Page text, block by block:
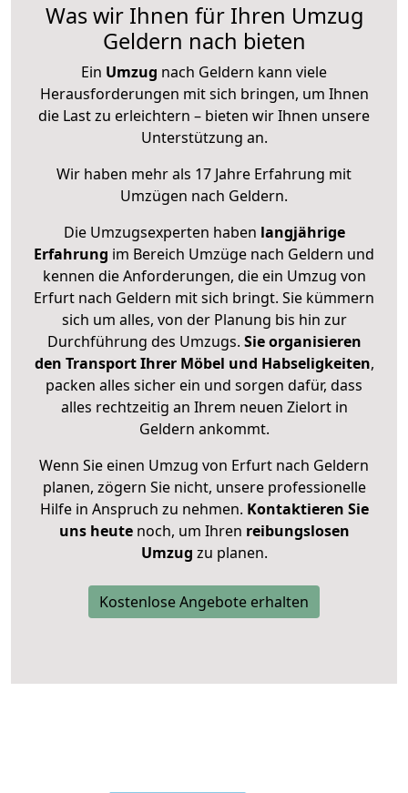
Was wir Ihnen für Ihren Umzug
Geldern nach bieten
Ein Umzug nach Geldern kann viele
Herausforderungen mit sich bringen, um Ihnen
die Last zu erleichtern – bieten wir Ihnen unsere
Unterstützung an.
Wir haben mehr als 17 Jahre Erfahrung mit
Umzügen nach Geldern.
Die Umzugsexperten haben langjährige
Erfahrung im Bereich Umzüge nach Geldern und
kennen die Anforderungen, die ein Umzug von
Erfurt nach Geldern mit sich bringt. Sie kümmern
sich um alles, von der Planung bis hin zur
Durchführung des Umzugs. Sie organisieren
den Transport Ihrer Möbel und Habseligkeiten,
packen alles sicher ein und sorgen dafür, dass
alles rechtzeitig an Ihrem neuen Zielort in
Geldern ankommt.
Wenn Sie einen Umzug von Erfurt nach Geldern
planen, zögern Sie nicht, unsere professionelle
Hilfe in Anspruch zu nehmen. Kontaktieren Sie
uns heutenoch, um Ihren reibungslosen
Umzug zu planen.
Kostenlose Angebote erhalten